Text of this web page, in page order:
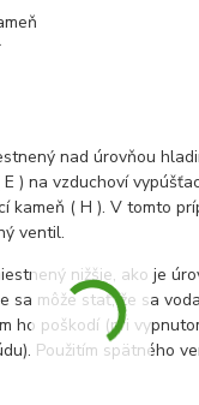
nad úrovňou
) na vzduchoví
kameň ( H ). V tomto
ventil.
nižšie, ako je
sa môže stať, že sa
ho poškodí (pri
Použitím spätného